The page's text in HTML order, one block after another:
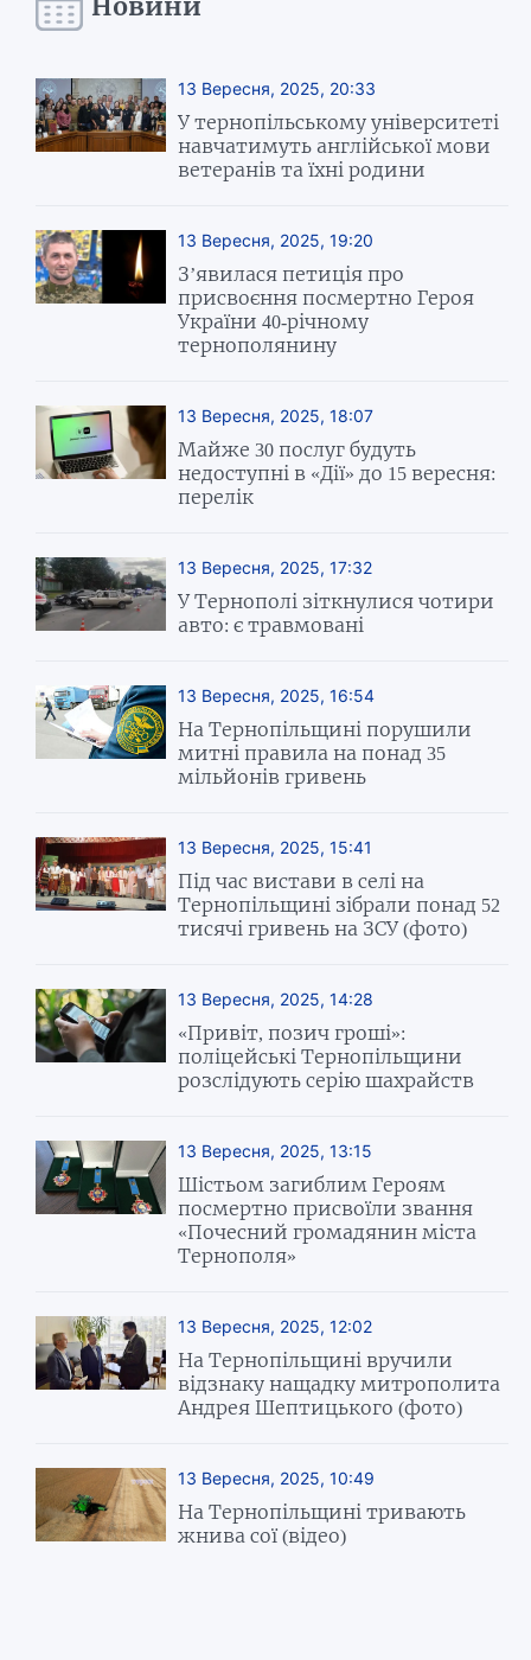
Новини
13 Вересня, 2025, 20:33
У тернопільському університеті
навчатимуть англійської мови
ветеранів та їхні родини
13 Вересня, 2025, 19:20
З’явилася петиція про
присвоєння посмертно Героя
України 40-річному
тернополянину
13 Вересня, 2025, 18:07
Майже 30 послуг будуть
недоступні в «Дії» до 15 вересня:
перелік
13 Вересня, 2025, 17:32
У Тернополі зіткнулися чотири
авто: є травмовані
13 Вересня, 2025, 16:54
На Тернопільщині порушили
митні правила на понад 35
мільйонів гривень
13 Вересня, 2025, 15:41
Під час вистави в селі на
Тернопільщині зібрали понад 52
тисячі гривень на ЗСУ (фото)
13 Вересня, 2025, 14:28
«Привіт, позич гроші»:
поліцейські Тернопільщини
розслідують серію шахрайств
13 Вересня, 2025, 13:15
Шістьом загиблим Героям
посмертно присвоїли звання
«Почесний громадянин міста
Тернополя»
13 Вересня, 2025, 12:02
На Тернопільщині вручили
відзнаку нащадку митрополита
Андрея Шептицького (фото)
13 Вересня, 2025, 10:49
На Тернопільщині тривають
жнива сої (відео)